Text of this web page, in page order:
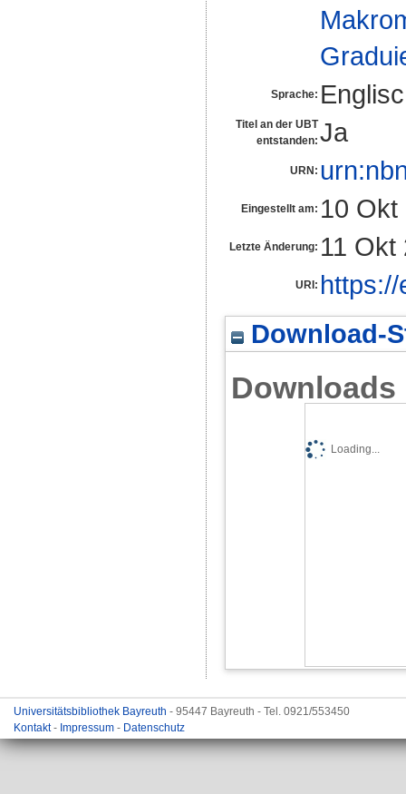
Sprache:
Titel an der UBT
entstanden: Ja
URN:
Eingestellt am: 10 Okt
Letzte Änderung: 11 Okt
URI:
Download-
Downloads
Loading...
Universitätsbibliothek Bayreuth - 95447 Bayreuth - Tel. 0921/553450
Kontakt- Impressum - Datenschutz